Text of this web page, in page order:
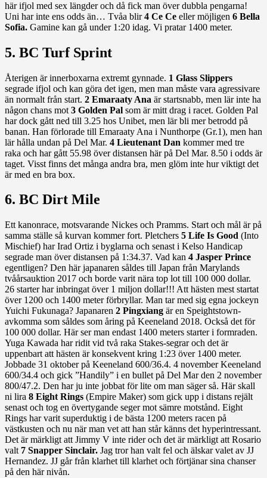
här ifjol med sex längder och då fick man över dubbla pengarna!
Uni har inte ens odds än… Tvåa blir4 Ce Ce eller möjligen 6 Bella
Sofia. Gamine kan gå under 1:20 idag. Vi pratar 1400 meter.
5. BC Turf Sprint
Återigen är innerboxarna extremt gynnade. 1 Glass Slippers
segrade ifjol och kan göra det igen, men man måste vara agressivare
än normalt från start. 2 Emaraaty Ana är startsnabb, men lär inte ha
någon chans mot 3 Golden Pal som är mitt drag i racet. Golden Pal
har dock gått ned till 3.25 hos Unibet, men lär bli mer betrodd på
banan. Han förlorade till Emaraaty Ana i Nunthorpe (Gr.1), men han
lär hålla undan på Del Mar. 4 Lieutenant Dan kommer med tre
raka och har gått 55.98 över distansen här på Del Mar. 8.50 i odds är
taget. Visst finns det många andra bra, men glöm inte hur viktigt det
är med en bra box.
6. BC Dirt Mile
Ett kanonrace, motsvarande Nickes och Pramms. Start och mål är på
samma ställe så kurvan kommer fort. Pletchers 5 Life Is Good (Into
Mischief) har Irad Ortiz i byglarna och senast i Kelso Handicap
segrade man över distansen på 1:34.37. Vad kan 4 Jasper Prince
egentligen? Den här japanaren såldes till Japan från Marylands
tvåårsauktion 2017 och borde varit nära top lot till 100 000 dollar.
26 starter har inbringat över 1 miljon dollar!!! Att hästen mest startat
över 1200 och 1400 meter förbryllar. Man tar med sig egna jockeyn
Yuichi Fukunaga? Japanaren 2 Pingxiang är en Speightstown-
avkomma som såldes som åring på Keeneland 2018. Också det för
100 000 dollar. Här ser man endast 1400 meters starter i formraden.
Yuga Kawada har ridit vid två raka Stakes-segrar och det är
uppenbart att hästen är konsekvent kring 1:23 över 1400 meter.
Jobbade 31 oktober på Keeneland 600/36.4. 4 november Keeneland
600/34.4 och gick ”Handily” i en bullet på Del Mar den 2 november
800/47.2. Den har ju inte jobbat för lite om man säger så. Här skall
ni lira 8 Eight Rings (Empire Maker) som gick upp i distans rejält
senast och tog en övertygande seger mot sämre motstånd. Eight
Rings har varit superduktig i de bästa 1200 meters racen på
västkusten och nu när man vet att han står känns det hyperintressant.
Det är märkligt att Jimmy V inte rider och det är märkligt att Rosario
valt 7 Snapper Sinclair. Jag tror han valt fel och älskar valet av JJ
Hernandez. JJ går från klarhet till klarhet och förtjänar sina chanser
på den här nivån.